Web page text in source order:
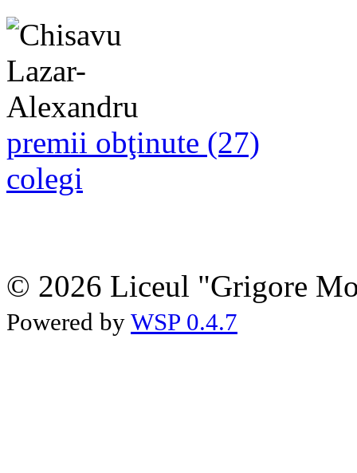
premii obţinute (27)
colegi
© 2026 Liceul "Grigore
Powered by WSP 0.4.7